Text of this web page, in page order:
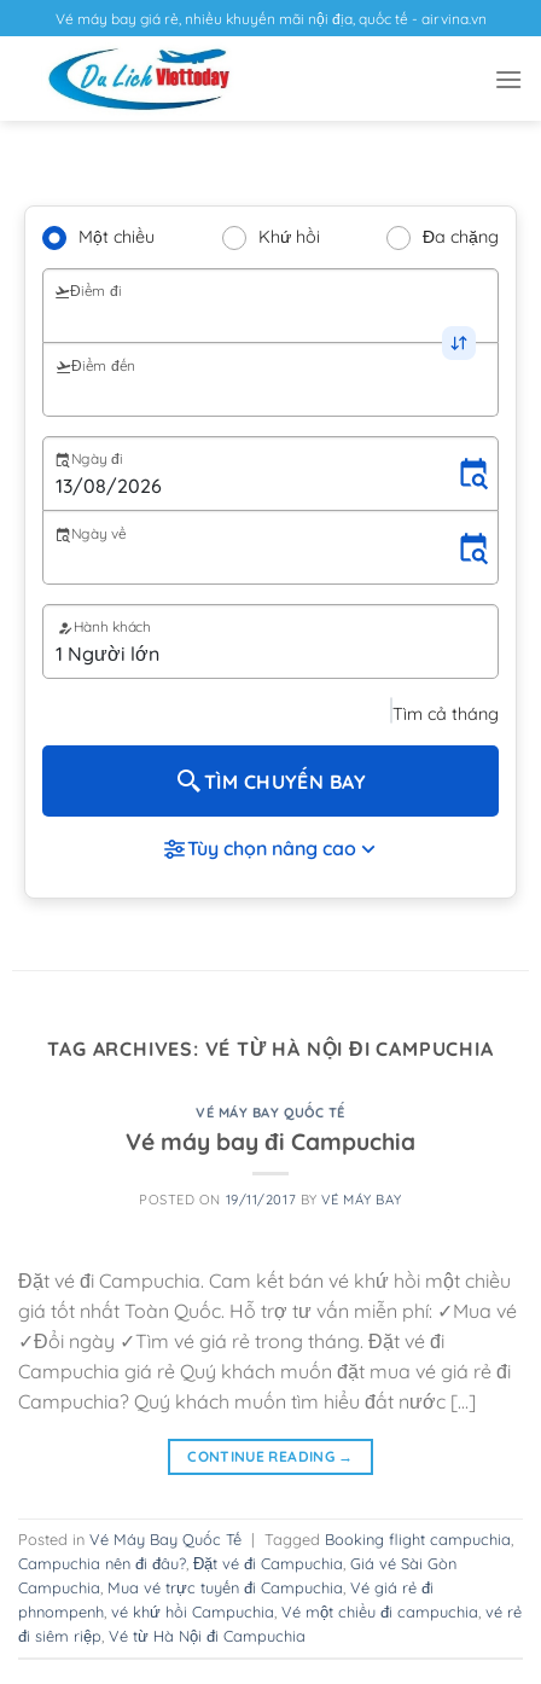
Vé máy bay giá rẻ, nhiều khuyến mãi nội địa, quốc tế - airvina.vn
Một chiều Khứ hồi Đa chặng
Điểm đi
Điểm đến
Ngày đi
Ngày về
Hành khách
Tìm cả tháng
TÌM CHUYẾN BAY
Tùy chọn nâng cao
TAG ARCHIVES: VÉ TỪ HÀ NỘI ĐI CAMPUCHIA
VÉ MÁY BAY QUỐC TẾ
Vé máy bay đi Campuchia
POSTED ON 19/11/2017 BYVÉ MÁY BAY
Đặt vé đi Campuchia. Cam kết bán vé khứ hồi một chiều
giá tốt nhất Toàn Quốc. Hỗ trợ tư vấn miễn phí: ✓Mua vé
✓Đổi ngày ✓Tìm vé giá rẻ trong tháng. Đặt vé đi
Campuchia giá rẻ Quý khách muốn đặt mua vé giá rẻ đi
Campuchia? Quý khách muốn tìm hiểu đất nước […]
CONTINUE READING →
Posted in Vé Máy Bay Quốc Tế | Tagged Booking flight campuchia
Campuchia nên đi đâu? Đặt vé đi Campuchia Giá vé Sài Gòn
Campuchia Mua vé trực tuyến đi Campuchia Vé giá rẻ đi
phnompenh vé khứ hồi Campuchia Vé một chiều đi campuchia vé rẻ
đi siêm riệp Vé từ Hà Nội đi Campuchia